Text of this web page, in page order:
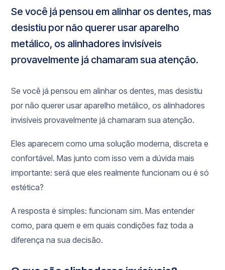
Se você já pensou em alinhar os dentes, mas
desistiu por não querer usar aparelho
metálico, os alinhadores invisíveis
provavelmente já chamaram sua atenção.
Se você já pensou em alinhar os dentes, mas desistiu
por não querer usar aparelho metálico, os alinhadores
invisíveis provavelmente já chamaram sua atenção.
Eles aparecem como uma solução moderna, discreta e
confortável. Mas junto com isso vem a dúvida mais
importante: será que eles realmente funcionam ou é só
estética?
A resposta é simples: funcionam sim. Mas entender
como, para quem e em quais condições faz toda a
diferença na sua decisão.